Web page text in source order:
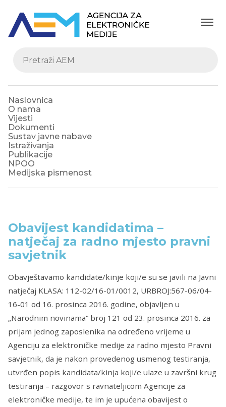
Naslovnica
O nama
Vijesti
Dokumenti
Sustav javne nabave
Istraživanja
Publikacije
NPOO
Medijska pismenost
Obavijest kandidatima –
natječaj za radno mjesto pravni
savjetnik
Obavještavamo kandidate/kinje koji/e su se javili na Javni
natječaj KLASA: 112-02/16-01/0012, URBROJ:567-06/04-
16-01 od 16. prosinca 2016. godine, objavljen u
„Narodnim novinama“ broj 121 od 23. prosinca 2016. za
prijam jednog zaposlenika na određeno vrijeme u
Agenciju za elektroničke medije za radno mjesto Pravni
savjetnik, da je nakon provedenog usmenog testiranja,
utvrđen popis kandidata/kinja koji/e ulaze u završni krug
testiranja – razgovor s ravnateljicom Agencije za
elektroničke medije, te im je upućena obavijest o